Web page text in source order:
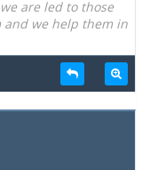
are led to those
and we help them in